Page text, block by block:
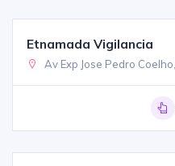
Etnamada Vigilancia
Av Exp Jose Pedro